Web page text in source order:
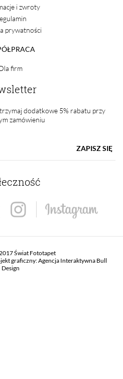
i zwroty
prywatności
firm
dodatkowe 5% rabatu przy
zamówieniu
ZAPISZ SIĘ
Świat Fototapet
graficzny:Agencja Interaktywna Bull
Design